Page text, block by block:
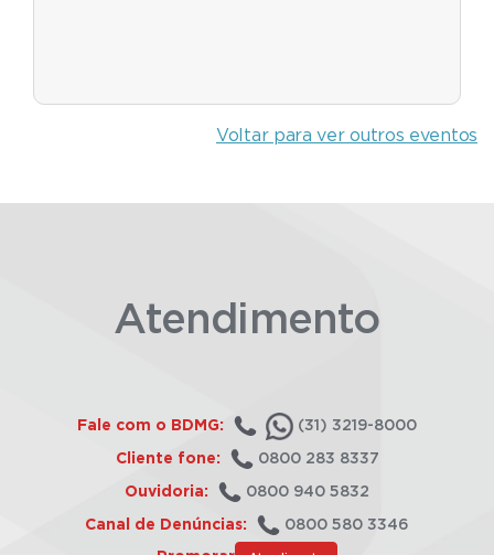
Voltar para ver outros eventos
Atendimento
Fale com o BDMG: (31) 3219-8000
Cliente fone: 0800 283 8337
Ouvidoria: 0800 940 5832
Canal de Denúncias: 0800 580 3346